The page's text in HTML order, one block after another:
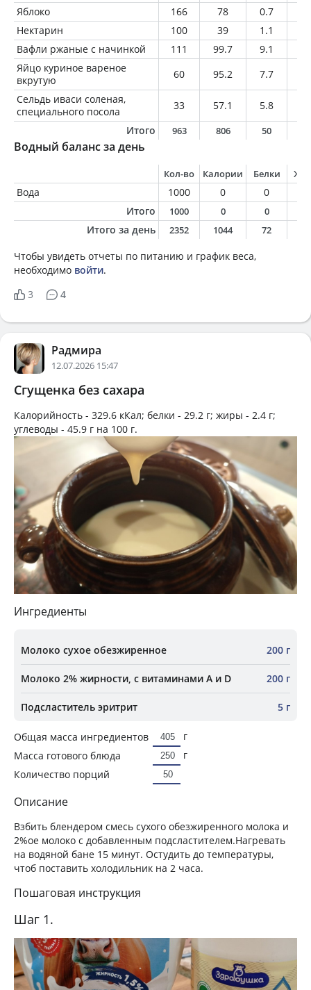
Яблоко 166 78 0.7
Нектарин
100 39 1.1
Вафли ржаные с начинкой
111 99.7 9.1
Яйцо куриное вареное
вкрутую
60 95.2 7.7
Сельдь иваси соленая,
специального посола
33 57.1 5.8
Итого
963 806 50
Водный баланс за день
Кол-во Калории Белки
Вода 1000 0 0
Итого
1000 0 0
Итого за день 2352 1044 72
Чтобы увидеть отчеты по питанию и график веса,
необходимо войти.
3
4
Радмира
12.07.2026 15:47
Сгущенка без сахара
Калорийность - 329.6 кКал; белки - 29.2 г; жиры - 2.4 г;
углеводы - 45.9 г на 100 г.
Ингредиенты
Молоко сухое обезжиренное 200 г
Молоко 2% жирности, с витаминами A и D 200 г
Подсластитель эритрит 5 г
Общая масса ингредиентов
г
Масса готового блюда
г
Количество порций
Описание
Взбить блендером смесь сухого обезжиренного молока и
2%ое молоко с добавленным подсластителем.Нагревать
на водяной бане 15 минут. Остудить до температуры,
чтоб поставить холодильник на 2 часа.
Пошаговая инструкция
Шаг 1.